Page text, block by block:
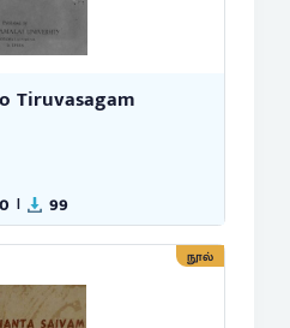
Tiruvasagam
0 | 99
நூல்